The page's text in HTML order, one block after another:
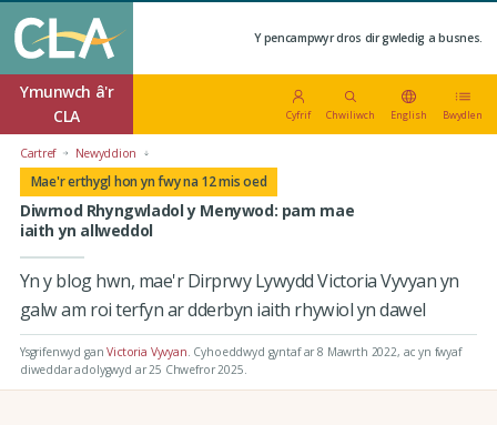
Y pencampwyr dros dir gwledig a busnes.
Ymunwch â'r
CLA
Cyfrif Chwiliwch English Bwydlen
Cartref Newyddion
Mae'r erthygl hon yn fwy na 12 mis oed
Diwrnod Rhyngwladol y Menywod: pam mae
iaith yn allweddol
Yn y blog hwn, mae'r Dirprwy Lywydd Victoria Vyvyan yn
galw am roi terfyn ar dderbyn iaith rhywiol yn dawel
Ysgrifenwyd ganVictoria Vyvyan. Cyhoeddwyd gyntaf ar 8 Mawrth 2022, ac yn fwyaf
diweddar adolygwyd ar 25 Chwefror 2025.